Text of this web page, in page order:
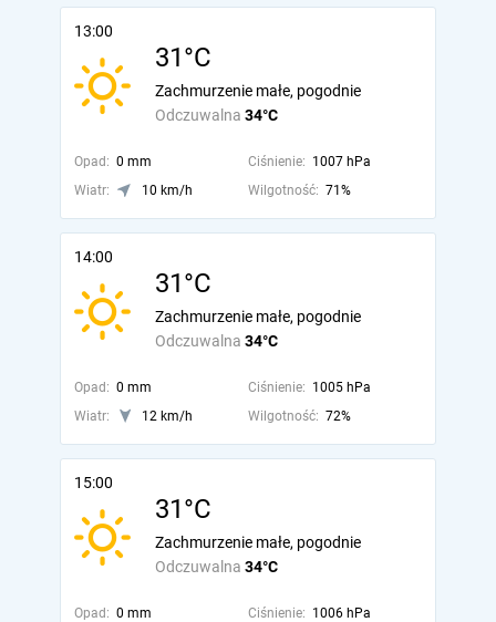
13:00
31°C
Odczuwalna 34°C
Zachmurzenie małe, pogodnie
Opad: 0 mm Ciśnienie: 1007 hPa
Wiatr:
10 km/h Wilgotność: 71%
14:00
31°C
Odczuwalna 34°C
Zachmurzenie małe, pogodnie
Opad: 0 mm Ciśnienie: 1005 hPa
Wiatr:
12 km/h Wilgotność: 72%
15:00
31°C
Odczuwalna 34°C
Zachmurzenie małe, pogodnie
Opad: 0 mm Ciśnienie: 1006 hPa